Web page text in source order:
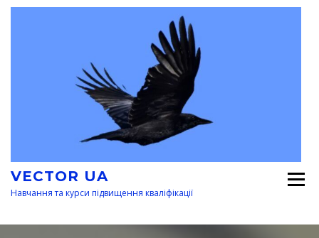
Перейти
VECTOR UA
Навчання та курси підвищення кваліфікації